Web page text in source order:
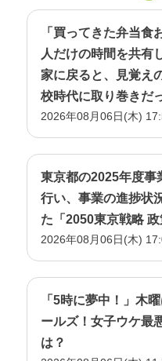
2021年
サムゲ
2021年
一度で二度美味しい
2021年
台湾
2021年
パンプキ
2021年
ふわふわ
2021年
しっとりコク旨
2021年
2021年
煮込みい
「買ってきた弁当食
人だけの時間を共有
家に戻ると、見覚え
校時代に取り巻きだ
2026年08月06日(木)
東京都の2025年度事
行い、事業の進捗状
た「2050東京戦略
2026年08月06日(木)
「5時に夢中！」木
ールズ！女子ウケ最
は？